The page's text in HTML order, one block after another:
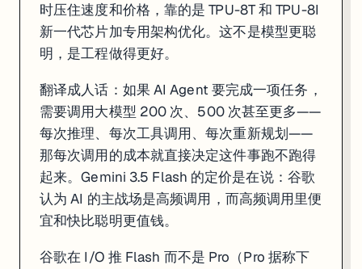
时压住速度和价格，靠的是 TPU-8T 和 TPU-8I
新一代芯片加专用架构优化。这不是模型更聪
明，是工程做得更好。
翻译成人话：如果 AI Agent 要完成一项任务，
需要调用大模型 200 次、500 次甚至更多——
每次推理、每次工具调用、每次重新规划——
那每次调用的成本就直接决定这件事跑不跑得
起来。Gemini 3.5 Flash 的定价是在说：谷歌
认为 AI 的主战场是高频调用，而高频调用里便
宜和快比聪明更值钱。
谷歌在 I/O 推 Flash 而不是 Pro（Pro 据称下